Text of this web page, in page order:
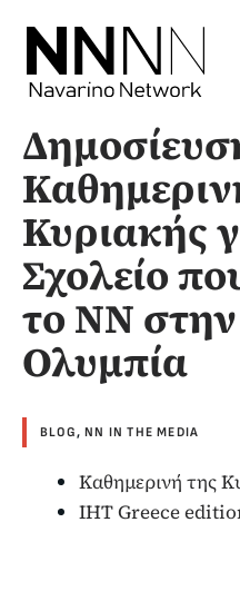
content
Κυριακής
Σχολείο
το ΝΝ
Ολυμπία
BLOG,NN IN THE MEDIA
Καθημερινή της
IHT Greece